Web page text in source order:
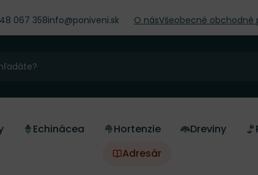
067 358info@poniveni.sk O násVšeobecné obchodné
Echinácea Hortenzie Dreviny
Adresár